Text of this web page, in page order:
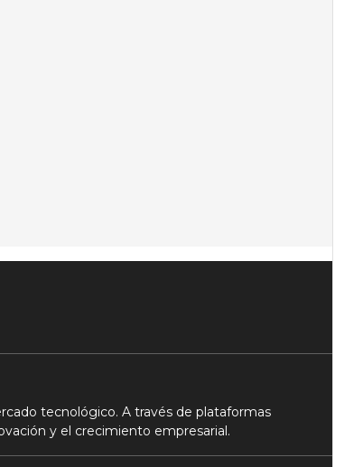
tecnológico. A través de plataformas
y el crecimiento empresarial.